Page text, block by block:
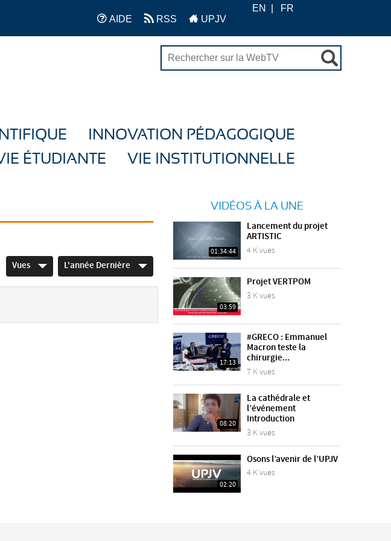
AIDE RSS UPJV
EN FR
INNOVATION PÉDAGOGIQUE
ÉTUDIANTE VIE INSTITUTIONNELLE
Vues L'année Dernière
VIDÉOS À LA UNE
01:34:44
Lancement du projet
ARTISTIC
4 K vues
03:59
Projet VERTPOM
3 K vues
17:13
#GRECO : Emmanuel
Macron teste la
chirurgie...
7 K vues
08:20
La cathédrale et
l’événement
Introduction
3 K vues
02:20
Osons l’avenir de l’UPJV
4 K vues